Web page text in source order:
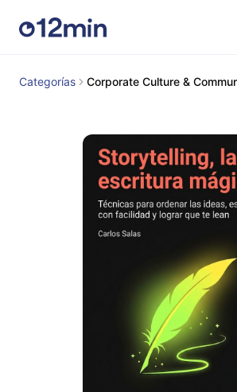
Categorías Corporate Culture &